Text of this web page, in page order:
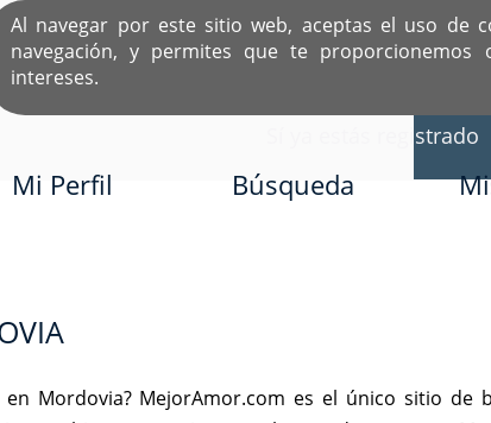
Al navegar por este sitio web, aceptas el uso de
navegación, y permites que te proporcionemos
intereses.EL ÚNICO SITIO DEDICADO A
Sí ya estás registrado
Mi Perfil Búsqueda
en Mordovia? MejorAmor.com es el único sitio